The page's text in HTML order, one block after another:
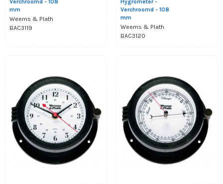
Verchroomd - 108
mm
Weems & Plath
BAC3119
Hygrometer -
Verchroomd - 108
mm
Weems & Plath
BAC3120